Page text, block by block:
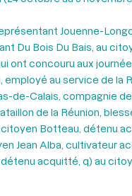
Jouenne-
Du Bois Du Bais, au
ont concouru aux
au service de la
de-Calais, compagnie
de la Réunion,
Botteau, détenu
Jean Alba, cultivateur
acquitté, q) au